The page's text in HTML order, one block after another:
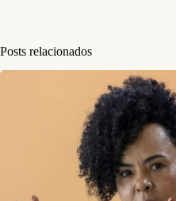
Posts relacionados